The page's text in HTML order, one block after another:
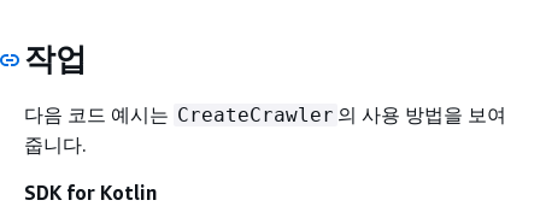
작업
다음 코드 예시는 CreateCrawler 의 사용 방법을 보여
줍니다.
SDK for Kotlin